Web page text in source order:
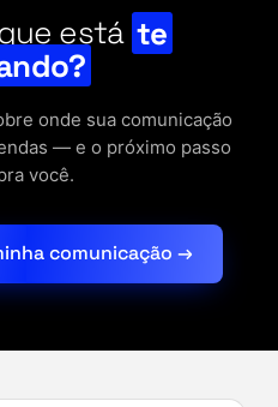
está te
onde sua comunicação
— e o próximo passo
você.
comunicação →